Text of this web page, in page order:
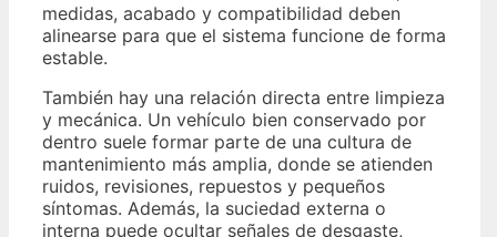
medidas, acabado y compatibilidad deben
alinearse para que el sistema funcione de forma
estable.
También hay una relación directa entre limpieza
y mecánica. Un vehículo bien conservado por
dentro suele formar parte de una cultura de
mantenimiento más amplia, donde se atienden
ruidos, revisiones, repuestos y pequeños
síntomas. Además, la suciedad externa o
interna puede ocultar señales de desgaste,